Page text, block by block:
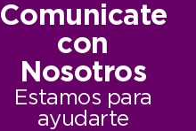
Comunicate
con
Nosotros
Estamos para
ayudarte